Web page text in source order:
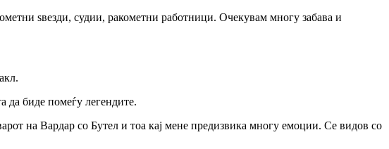
ѕвезди, судии, ракометни работници. Очекувам многу забава и
да биде помеѓу легендите.
на Вардар со Бутел и тоа кај мене предизвика многу емоции. Се видов со